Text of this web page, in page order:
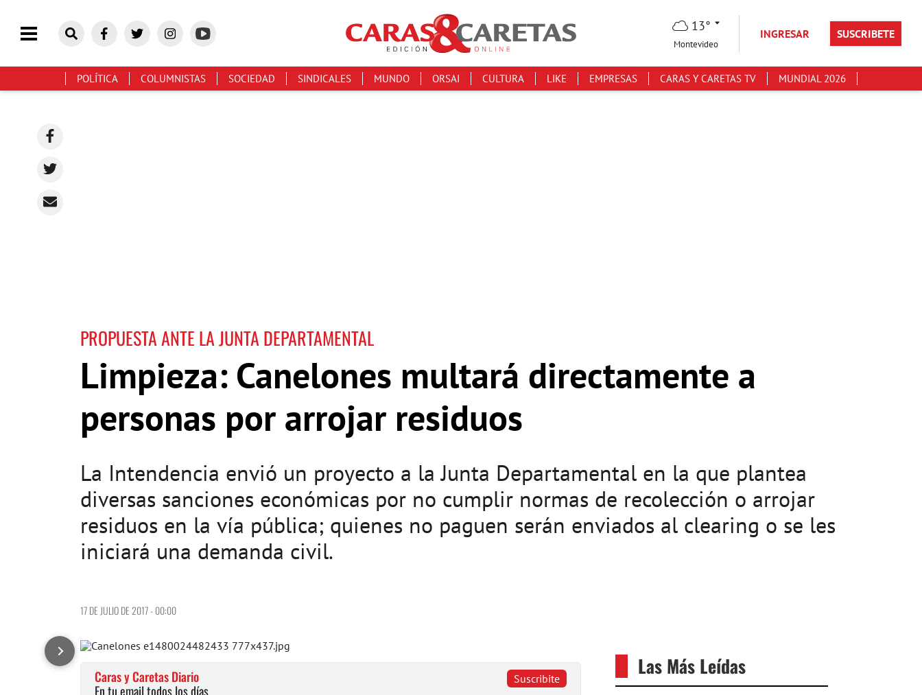
13°
Montevideo
INGRESAR SUSCRIBETE
POLÍTICA COLUMNISTAS SOCIEDAD SINDICALES MUNDO ORSAI CULTURA LIKE EMPRESAS CARAS Y CARETAS TV MUNDIAL 2026
PROPUESTA ANTE LA JUNTA DEPARTAMENTAL
Limpieza: Canelones multará directamente a
personas por arrojar residuos
La Intendencia envió un proyecto a la Junta Departamental en la que plantea
diversas sanciones económicas por no cumplir normas de recolección o arrojar
residuos en la vía pública; quienes no paguen serán enviados al clearing o se les
iniciará una demanda civil.
17 DE JULIO DE 2017 - 00:00
Suscribite
Caras y Caretas Diario
En tu email todos los días
Las Más Leídas